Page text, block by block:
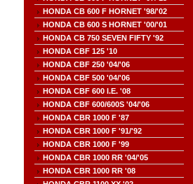
HONDA CB 600 F HORNET '98/'02
HONDA CB 600 S HORNET '00/'01
HONDA CB 750 SEVEN FIFTY '92
HONDA CBF 125 '10
HONDA CBF 250 '04/'06
HONDA CBF 500 '04/'06
HONDA CBF 600 I.E. '08
HONDA CBF 600/600S '04/'06
HONDA CBR 1000 F '87
HONDA CBR 1000 F '91/'92
HONDA CBR 1000 F '99
HONDA CBR 1000 RR '04/'05
HONDA CBR 1000 RR '08